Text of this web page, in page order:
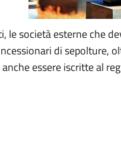
le società esterne che
di sepolture,
essere iscritte al